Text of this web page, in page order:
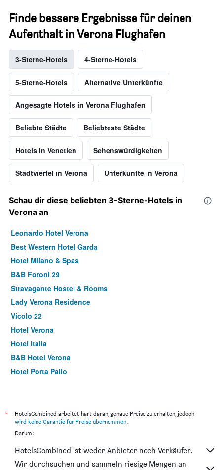
Finde bessere Ergebnisse für deinen
Aufenthalt in Verona Flughafen
3-Sterne-Hotels 4-Sterne-Hotels
5-Sterne-Hotels Alternative Unterkünfte
Angesagte Hotels in Verona Flughafen
Beliebte Städte Beliebteste Städte
Hotels in Venetien Sehenswürdigkeiten
Stadtviertel in Verona Unterkünfte in Verona
Schau dir diese beliebten 3-Sterne-Hotels in
Verona an
Leonardo Hotel Verona
Best Western Hotel Garda
Hotel Milano & Spas
B&B Foroni 29
Stravagante Hostel & Rooms
Lady Verona Residence
Vicolo 22
Hotel Verona
Hotel Italia
B&B Hotel Verona
Hotel Porta Palio
Casamore Rooms
Relais Empire
Hotel San Luca
*
HotelsCombined arbeitet hart daran, genaue Preise zu erhalten, jedoch
wird keine Garantie für Preise übernommen.
Darum:
HotelsCombined ist weder Anbieter noch Verkäufer.
Wir durchsuchen und sammeln riesige Mengen an